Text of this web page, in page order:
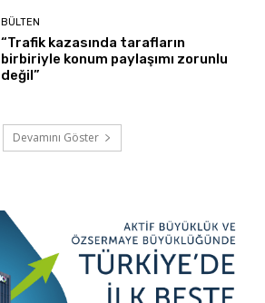
BÜLTEN
“Trafik kazasında tarafların
birbiriyle konum paylaşımı zorunlu
değil”
Devamını Göster